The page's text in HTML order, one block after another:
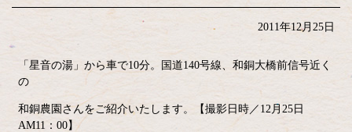
2011年12月25日
「星音の湯」から車で10分。国道140号線、和銅大橋前信号近く
の
和銅農園さんをご紹介いたします。【撮影日時／12月25日
AM11：00】